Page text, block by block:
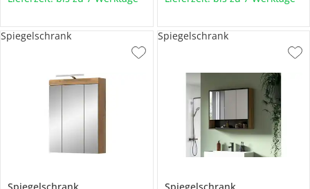
Spiegelschrank Spiegelschrank